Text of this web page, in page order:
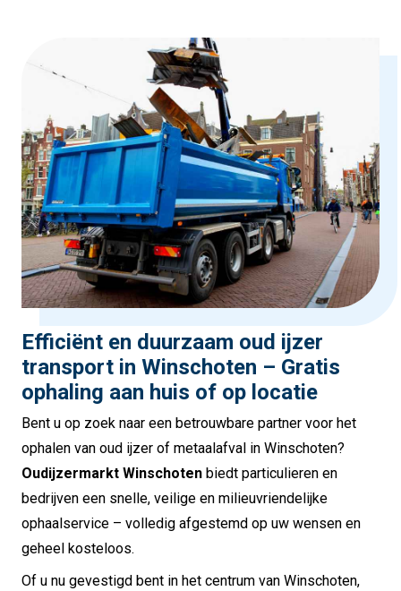
Efficiënt en duurzaam oud ijzer
transport in Winschoten – Gratis
ophaling aan huis of op locatie
Bent u op zoek naar een betrouwbare partner voor het
ophalen van oud ijzer of metaalafval in Winschoten?
Oudijzermarkt Winschoten biedt particulieren en
bedrijven een snelle, veilige en milieuvriendelijke
ophaalservice – volledig afgestemd op uw wensen en
geheel kosteloos.
Of u nu gevestigd bent in het centrum van Winschoten,